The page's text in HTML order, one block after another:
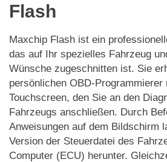
Flash
Maxchip Flash ist ein
das auf Ihr spezielles Fahrzeug
Wünsche zugeschnitten ist. Sie
persönlichen OBD-Programmierer
Touchscreen, den Sie an den
Fahrzeugs anschließen. Durch
Anweisungen auf dem Bildschirm
Version der Steuerdatei des
Computer (ECU) herunter.